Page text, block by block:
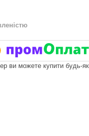
ви можете купити будь-